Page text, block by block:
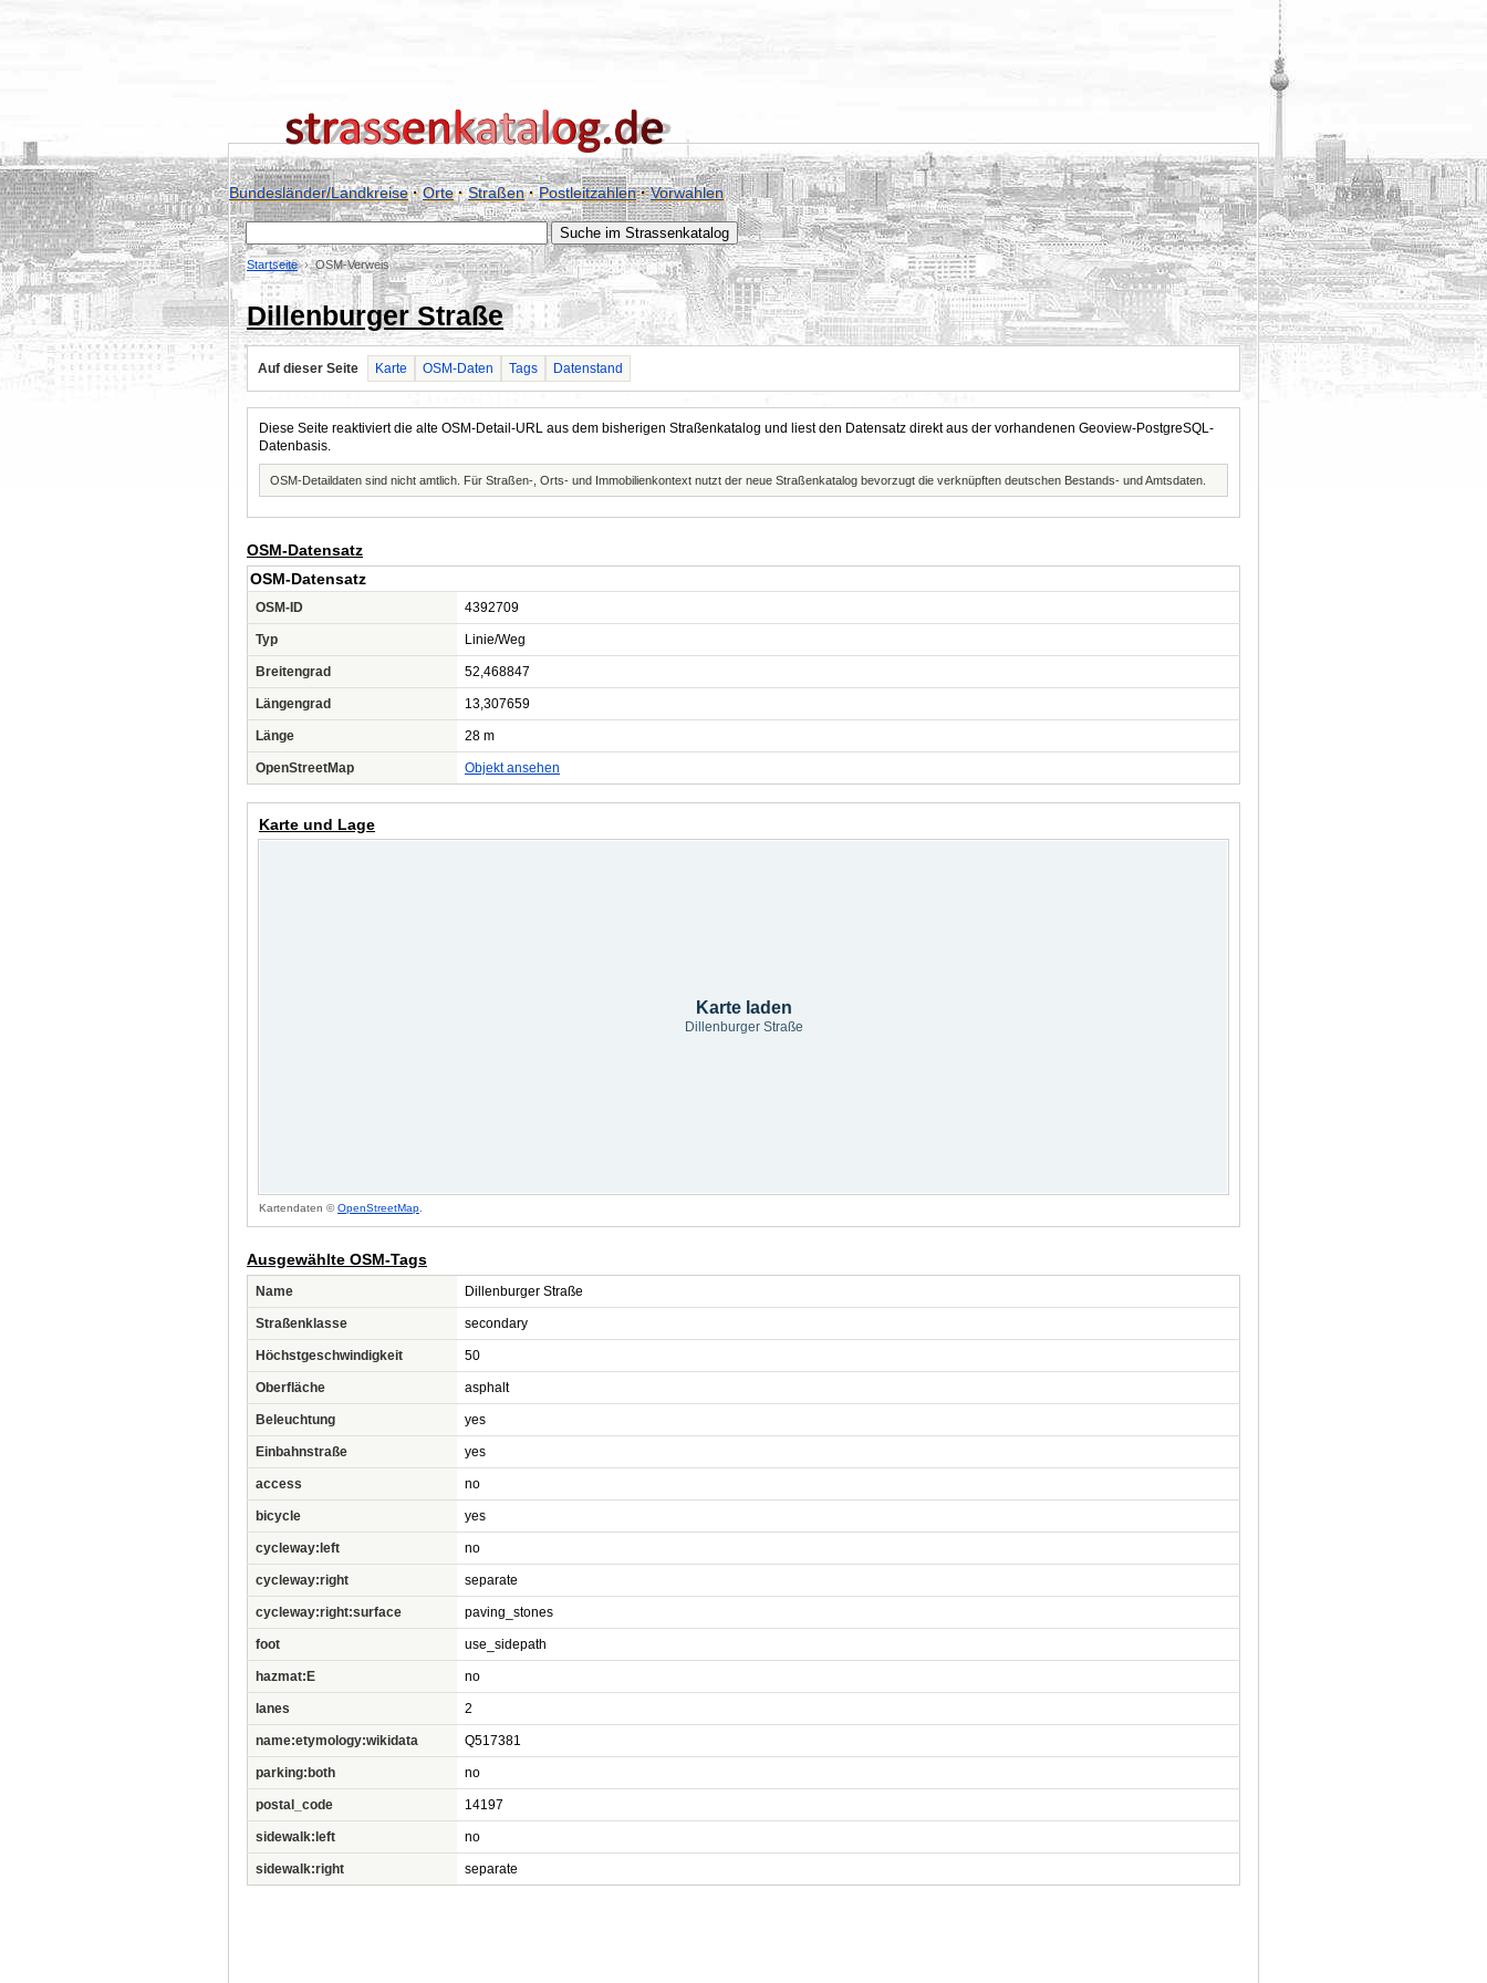
Bundesländer/Landkreise·Orte·Straßen·Postleitzahlen·Vorwahlen
Startseite OSM-Verweis
Dillenburger Straße
Auf dieser Seite Karte OSM-Daten Tags Datenstand
Diese Seite reaktiviert die alte OSM-Detail-URL aus dem bisherigen Straßenkatalog und liest den Datensatz direkt aus der vorhandenen Geoview-PostgreSQL-
Datenbasis.
OSM-Detaildaten sind nicht amtlich. Für Straßen-, Orts- und Immobilienkontext nutzt der neue Straßenkatalog bevorzugt die verknüpften deutschen Bestands- und Amtsdaten.
OSM-Datensatz
OSM-Datensatz
OSM-ID 4392709
Typ Linie/Weg
Breitengrad 52,468847
Längengrad 13,307659
Länge 28 m
OpenStreetMap Objekt ansehen
Karte und Lage
Karte laden
Dillenburger Straße
Kartendaten ©OpenStreetMap
Ausgewählte OSM-Tags
Name Dillenburger Straße
Straßenklasse secondary
Höchstgeschwindigkeit 50
Oberfläche asphalt
Beleuchtung yes
Einbahnstraße yes
access no
bicycle yes
cycleway:left no
cycleway:right separate
cycleway:right:surface paving_stones
foot use_sidepath
hazmat:E no
lanes 2
name:etymology:wikidata Q517381
parking:both no
postal_code 14197
sidewalk:left no
sidewalk:right separate